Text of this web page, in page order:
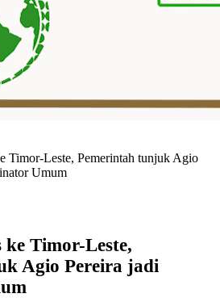
Timor-Leste, Pemerintah tunjuk Agio
Umum
Timor-Leste,
Agio Pereira jadi